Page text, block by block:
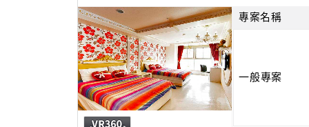
專案名稱
一般專案